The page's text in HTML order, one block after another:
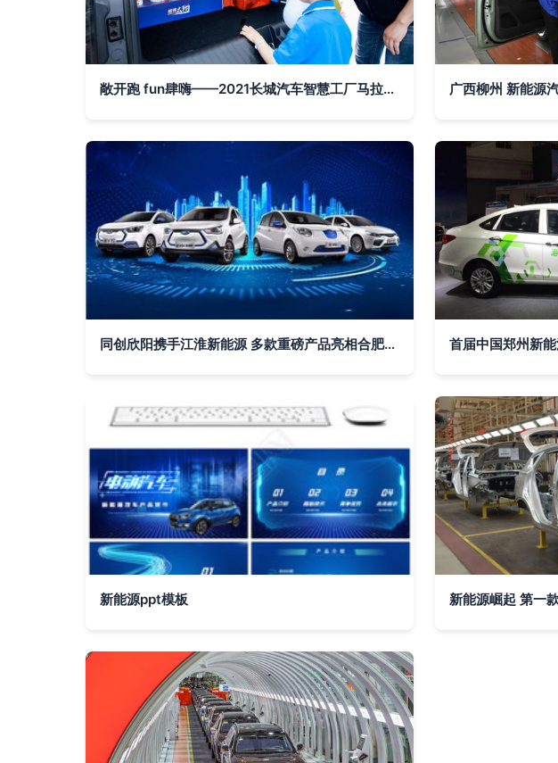
敞开跑 fun肆嗨——2021长城汽车智慧工厂马拉松活力开跑 新能源汽车点睛赛道新风尚
同创欣阳携手江淮新能源 多款重磅产品亮相合肥国际新能源与节能汽车展览会
新能源ppt模板